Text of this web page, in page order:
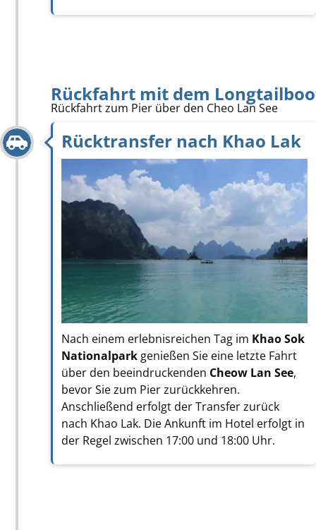
Rückfahrt mit dem
Rückfahrt zum Pier über den Cheo Lan See
Rücktransfer nach Khao Lak
Nach einem erlebnisreichen Tag im Khao Sok
Nationalpark genießen Sie eine letzte Fahrt
über den beeindruckenden Cheow Lan See,
bevor Sie zum Pier zurückkehren.
Anschließend erfolgt der Transfer zurück
nach Khao Lak. Die Ankunft im Hotel erfolgt in
der Regel zwischen 17:00 und 18:00 Uhr.